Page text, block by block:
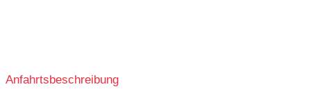
Anfahrtsbeschreibung